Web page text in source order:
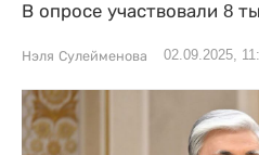
В опросе участвовали 8
Нэля Сулейменова 02.09.2025,